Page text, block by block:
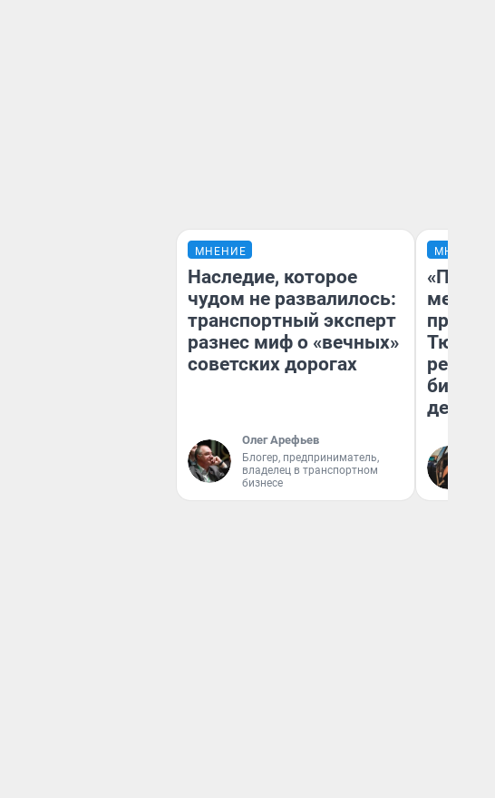
МНЕНИЕ
Наследие, которое
чудом не развалилось:
транспортный эксперт
разнес миф о «вечных»
советских дорогах
Олег Арефьев
Блогер, предприниматель,
владелец в транспортном
бизнесе
МНЕНИЕ